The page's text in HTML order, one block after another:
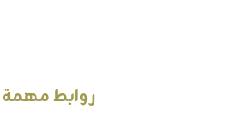
روابط مهمة